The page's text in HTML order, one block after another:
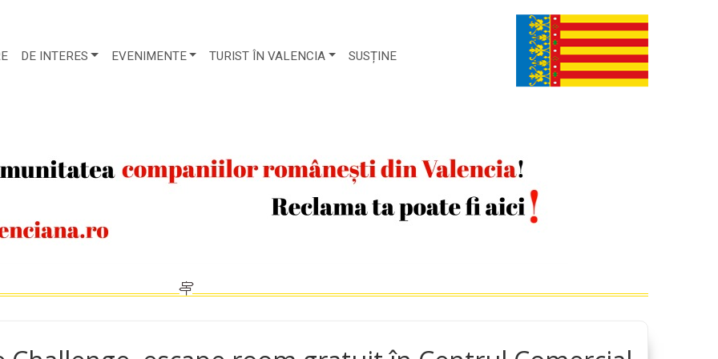
DE INTERES EVENIMENTE TURIST ÎN VALENCIA SUSȚINE